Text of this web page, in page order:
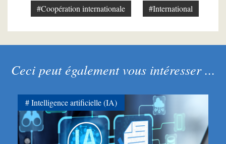
#Coopération internationale #International
Ceci peut également vous intéresser ...
Intelligence artificielle (IA)